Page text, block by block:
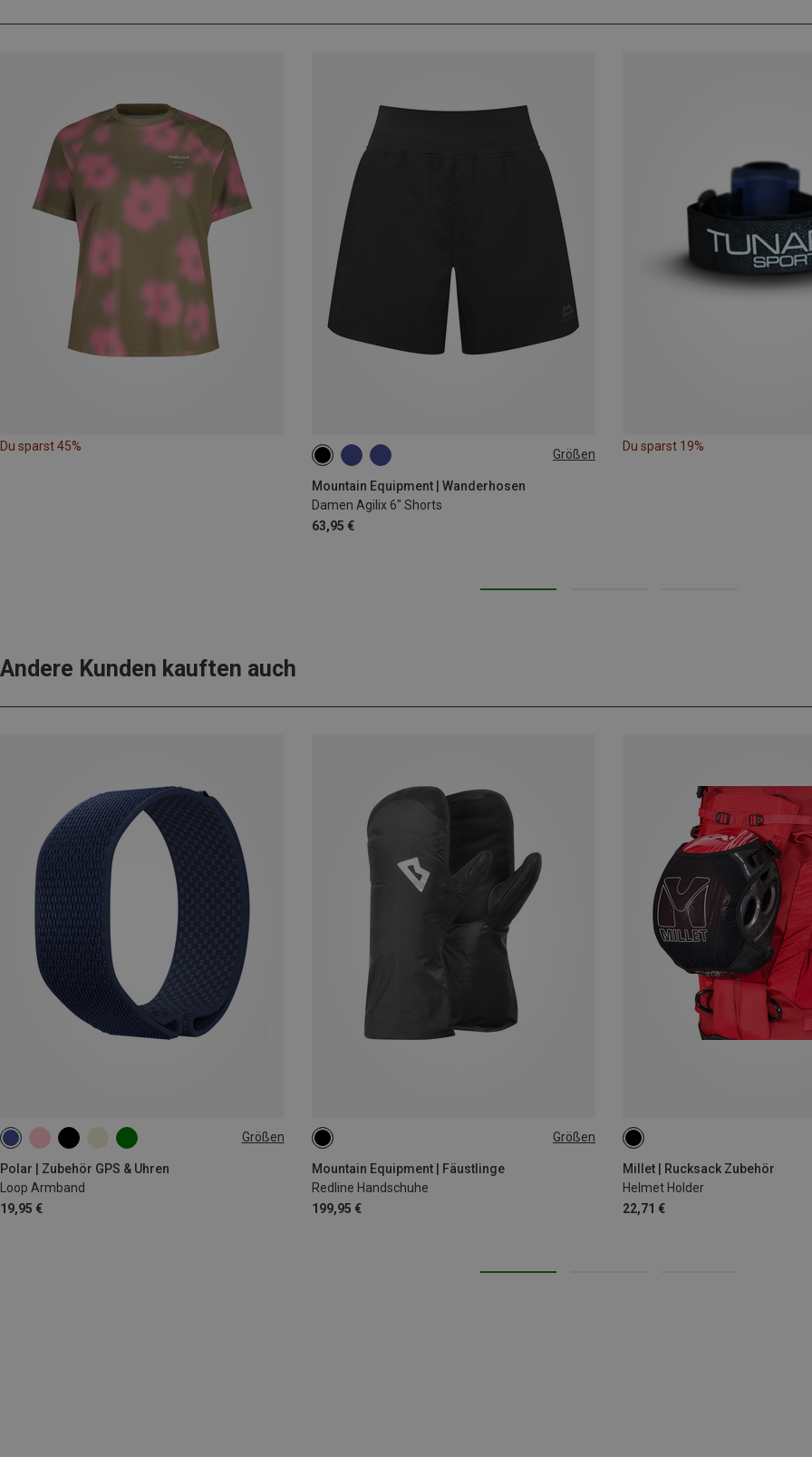
Du sparst 45%
Größen
Mountain Equipment | Wanderhosen
Damen Agilix 6" Shorts
63,95 €
S M XL
Du sparst 19%
Andere Kunden kauften auch
Größen
Polar | Zubehör GPS & Uhren
Loop Armband
19,95 €
S-L Größen
Mountain Equipment | Fäustlinge
Redline Handschuhe
199,95 €
XS
Millet | Rucksack Zubehör
Helmet Holder
22,71 €
ONE SIZE